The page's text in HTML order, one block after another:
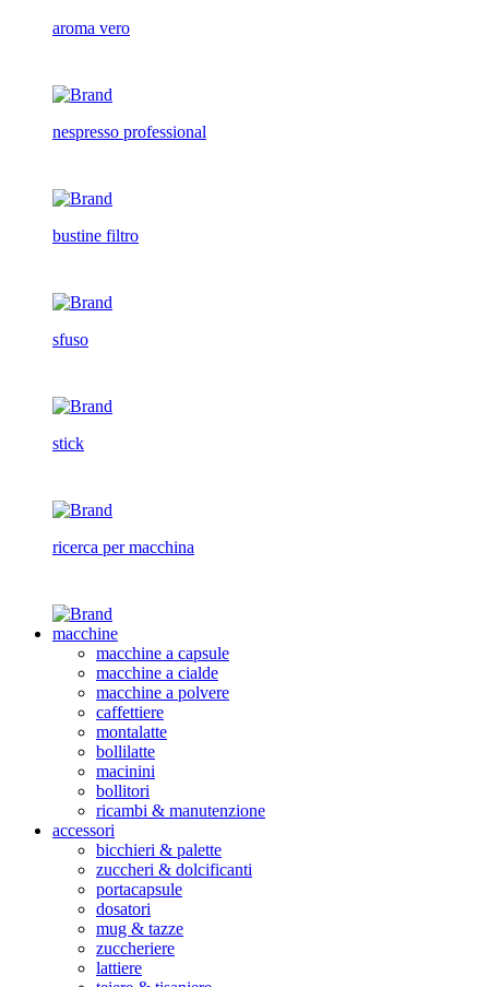
aroma vero
nespresso professional
bustine filtro
sfuso
stick
ricerca per macchina
macchine
macchine a capsule
macchine a cialde
macchine a polvere
caffettiere
montalatte
bollilatte
macinini
bollitori
ricambi & manutenzione
accessori
bicchieri & palette
zuccheri & dolcificanti
portacapsule
dosatori
mug & tazze
zuccheriere
lattiere